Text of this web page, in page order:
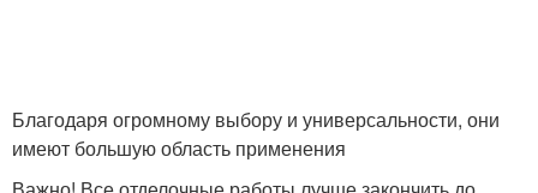
Благодаря огромному выбору и универсальности, они
имеют большую область применения